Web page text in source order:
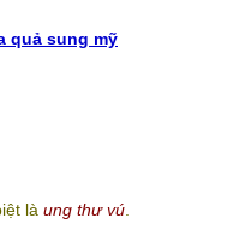
quả sung mỹ
là ung thư vú